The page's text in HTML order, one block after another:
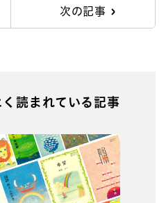
次の記事
く読まれている記事